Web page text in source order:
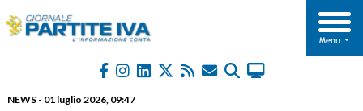
NEWS- 01 luglio 2026, 09:47